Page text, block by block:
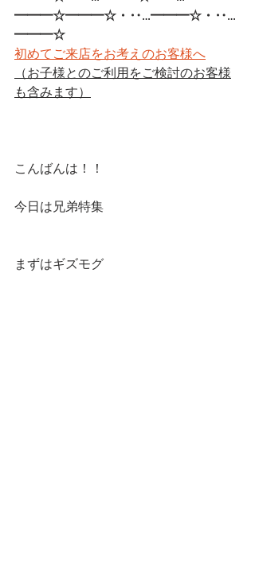
━━━☆━━━☆・‥…━━━☆・‥…
━━━☆
初めてご来店をお考えのお客様へ
（お子様とのご利用をご検討のお客様
も含みます）
こんばんは！！
今日は兄弟特集
まずはギズモグ